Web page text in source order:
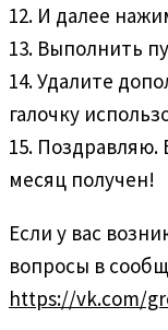
12. И далее
13. Выполнить
14. Удалите
галочку
15. Поздравляю.
месяц получен!
Если у вас
вопросы в
https://vk.com/